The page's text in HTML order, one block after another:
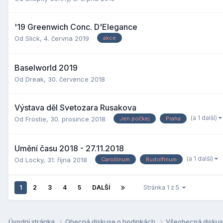
'19 Greenwich Conc. D'Elegance
Od Slick, 4. června 2019 akce
Baselworld 2019
Od Dreak, 30. července 2018
Výstava děl Svetozara Rusakova
Od Frostie, 30. prosince 2018 Jen počkej Praha (a 1 další)
Umění času 2018 - 27.11.2018
Od Locky, 31. října 2018 Carollinum Rudolfinum (a 1 další)
1 2 3 4 5 DALŠÍ Stránka 1 z 5
Úvodní stránka Obecná diskuse o hodinkách Všeobecná